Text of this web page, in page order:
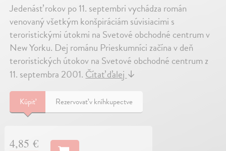
Jedenásť rokov po 11. septembri vychádza román
venovaný všetkým konšpiráciám súvisiacimi s
teroristickými útokmi na Svetové obchodné centrum v
New Yorku. Dej románu Prieskumníci začína v deň
teroristických útokov na Svetové obchodné centrum z
11. septembra 2001. Čítať ďalej ↓
Kúpiť Rezervovať v kníhkupectve
4,85 €